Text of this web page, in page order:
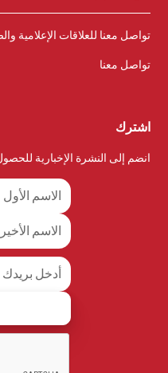
تواصل معنا للعلاقات الإعلامية
تواصل معنا
اشترك
انضم إلى النشرة الإخبارية